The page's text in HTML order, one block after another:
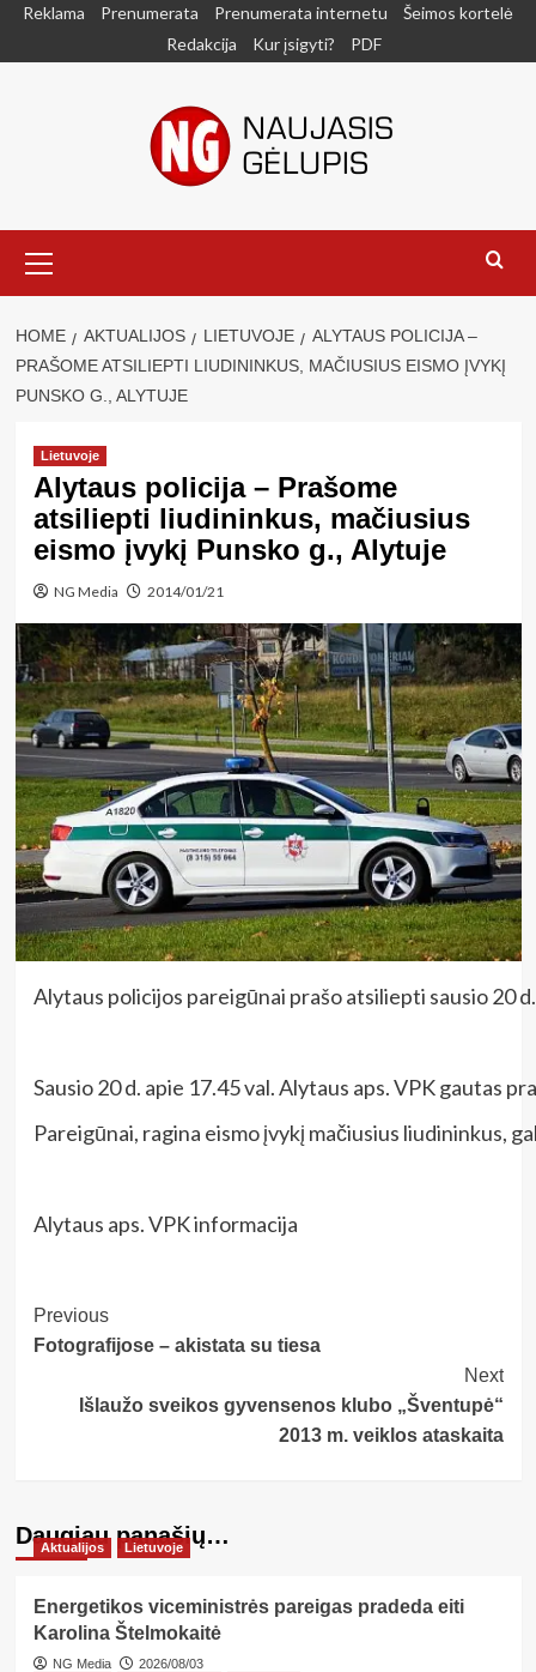
SkipReklama Prenumerata Prenumerata internetu
Šeimos kortelė
Redakcija
Kur įsigyti? PDF
Menu
HOME AKTUALIJOS LIETUVOJE
ALYTAUS POLICIJA –
PRAŠOME ATSILIEPTI LIUDININKUS, MAČIUSIUS EISMO ĮVYKĮ
PUNSKO G., ALYTUJE
Lietuvoje
Alytaus policija – Prašome
atsiliepti liudininkus, mačiusius
eismo įvykį Punsko g., Alytuje
NG Media 2014/01/21
Alytaus policijos pareigūnai prašo atsiliepti sausio 20
Sausio 20 d. apie 17.45 val. Alytaus aps. VPK gautas
Pareigūnai, ragina eismo įvykį mačiusius liudininkus,
Alytaus aps. VPK informacija
Post
Navigation
Previous
Fotografijose – akistata su tiesa
Next
Išlaužo sveikos gyvensenos klubo „Šventupė“
2013 m. veiklos ataskaita
Daugiau panašių…
Aktualijos Lietuvoje
Energetikos viceministrės pareigas pradeda eiti
Karolina Štelmokaitė
NG Media
2026/08/03